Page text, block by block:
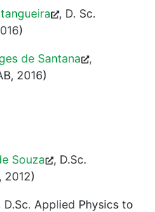
, D. Sc.
de Santana
,
2016)
Souza
, D.Sc.
2012)
D.Sc. Applied Physics to